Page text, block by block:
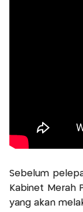
Sebelum
Kabinet Merah
yang akan